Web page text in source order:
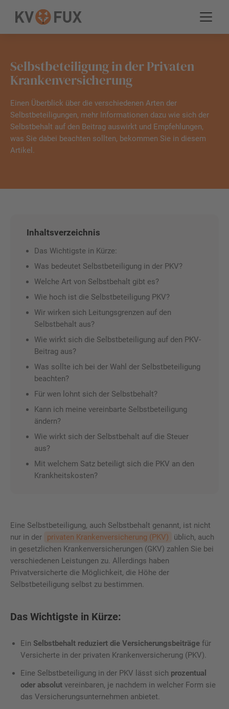
Selbstbeteiligung in der Privaten
Krankenversicherung
Einen Überblick über die verschiedenen Arten der
Selbstbeteiligungen, mehr Informationen dazu wie sich der
Selbstbehalt auf den Beitrag auswirkt und Empfehlungen,
was Sie dabei beachten sollten, bekommen Sie in diesem
Artikel.
Inhaltsverzeichnis
Das Wichtigste in Kürze:
Was bedeutet Selbstbeteiligung in der PKV?
Welche Art von Selbstbehalt gibt es?
Wie hoch ist die Selbstbeteiligung PKV?
Wir wirken sich Leitungsgrenzen auf den
Selbstbehalt aus?
Wie wirkt sich die Selbstbeteiligung auf den PKV-
Beitrag aus?
Was sollte ich bei der Wahl der Selbstbeteiligung
beachten?
Für wen lohnt sich der Selbstbehalt?
Kann ich meine vereinbarte Selbstbeteiligung
ändern?
Wie wirkt sich der Selbstbehalt auf die Steuer
aus?
Mit welchem Satz beteiligt sich die PKV an den
Krankheitskosten?
Eine Selbstbeteiligung, auch Selbstbehalt genannt, ist nicht
nur in der
privaten Krankenversicherung (PKV)
üblich, auch
in gesetzlichen Krankenversicherungen (GKV) zahlen Sie bei
verschiedenen Leistungen zu. Allerdings haben
Privatversicherte die Möglichkeit, die Höhe der
Selbstbeteiligung selbst zu bestimmen.
Das Wichtigste in Kürze:
Ein Selbstbehalt reduziert die Versicherungsbeiträge für
Versicherte in der privaten Krankenversicherung (PKV).
Eine Selbstbeteiligung in der PKV lässt sich prozentual
oder absolut vereinbaren, je nachdem in welcher Form sie
das Versicherungsunternehmen anbietet.